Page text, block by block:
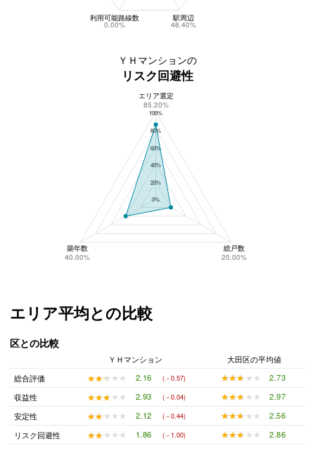
利用可能路線数
0.00%
駅周辺
46.40%
ＹＨマンションの
リスク回避性
ＹＨマンションのリスク回避性
100%
80%
60%
40%
20%
0%
エリア選定
85.20%
築年数
40.00%
総戸数
20.00%
エリア平均との比較
区との比較
ＹＨマンション
大田区の平均値
総合評価
★★★★★
★★★★★ 2.16 (－0.57) ★★★★★
★★★★★
2.73
収益性
★★★★★
★★★★★ 2.93 (－0.04) ★★★★★
★★★★★
2.97
安定性
★★★★★
★★★★★ 2.12 (－0.44) ★★★★★
★★★★★
2.56
リスク回避性
★★★★★
★★★★★ 1.86 (－1.00) ★★★★★
★★★★★ 2.86